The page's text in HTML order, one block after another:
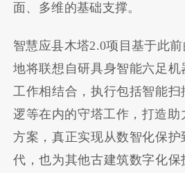
面、多维的基础支撑。
智慧应县木塔2.0项目基于此
地将联想自研具身智能六足
工作相结合，执行包括智能
逻等在内的守塔工作，打造
方案，真正实现从数智化保
代，也为其他古建筑数字化